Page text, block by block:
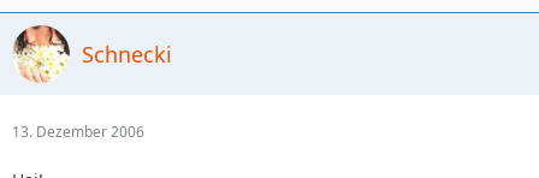
Schnecki
13. Dezember 2006